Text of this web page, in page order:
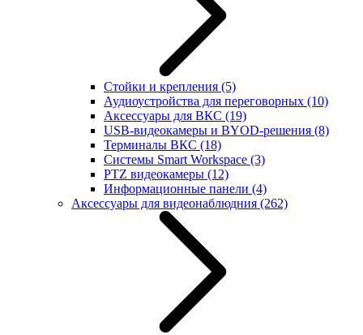
Стойки и крепления (5)
Аудиоустройства для переговорных (10)
Аксессуары для ВКС (19)
USB-видеокамеры и BYOD-решения (8)
Терминалы ВКС (18)
Системы Smart Workspace (3)
PTZ видеокамеры (12)
Информационные панели (4)
Аксессуары для видеонаблюдния (262)